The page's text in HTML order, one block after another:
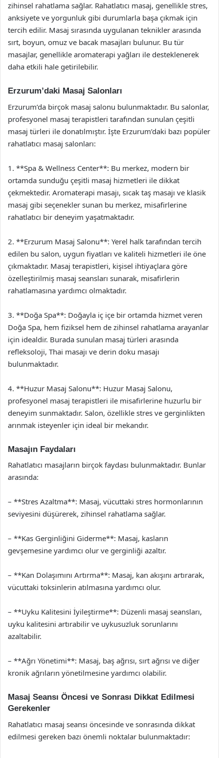
zihinsel rahatlama sağlar. Rahatlatıcı masaj, genellikle stres,
anksiyete ve yorgunluk gibi durumlarla başa çıkmak için
tercih edilir. Masaj sırasında uygulanan teknikler arasında
sırt, boyun, omuz ve bacak masajları bulunur. Bu tür
masajlar, genellikle aromaterapi yağları ile desteklenerek
daha etkili hale getirilebilir.
Erzurum’daki Masaj Salonları
Erzurum’da birçok masaj salonu bulunmaktadır. Bu salonlar,
profesyonel masaj terapistleri tarafından sunulan çeşitli
masaj türleri ile donatılmıştır. İşte Erzurum’daki bazı popüler
rahatlatıcı masaj salonları:
1. **Spa & Wellness Center**: Bu merkez, modern bir
ortamda sunduğu çeşitli masaj hizmetleri ile dikkat
çekmektedir. Aromaterapi masajı, sıcak taş masajı ve klasik
masaj gibi seçenekler sunan bu merkez, misafirlerine
rahatlatıcı bir deneyim yaşatmaktadır.
2. **Erzurum Masaj Salonu**: Yerel halk tarafından tercih
edilen bu salon, uygun fiyatları ve kaliteli hizmetleri ile öne
çıkmaktadır. Masaj terapistleri, kişisel ihtiyaçlara göre
özelleştirilmiş masaj seansları sunarak, misafirlerin
rahatlamasına yardımcı olmaktadır.
3. **Doğa Spa**: Doğayla iç içe bir ortamda hizmet veren
Doğa Spa, hem fiziksel hem de zihinsel rahatlama arayanlar
için idealdir. Burada sunulan masaj türleri arasında
refleksoloji, Thai masajı ve derin doku masajı
bulunmaktadır.
4. **Huzur Masaj Salonu**: Huzur Masaj Salonu,
profesyonel masaj terapistleri ile misafirlerine huzurlu bir
deneyim sunmaktadır. Salon, özellikle stres ve gerginlikten
arınmak isteyenler için ideal bir mekandır.
Masajın Faydaları
Rahatlatıcı masajların birçok faydası bulunmaktadır. Bunlar
arasında:
– **Stres Azaltma**: Masaj, vücuttaki stres hormonlarının
seviyesini düşürerek, zihinsel rahatlama sağlar.
– **Kas Gerginliğini Giderme**: Masaj, kasların
gevşemesine yardımcı olur ve gerginliği azaltır.
– **Kan Dolaşımını Artırma**: Masaj, kan akışını artırarak,
vücuttaki toksinlerin atılmasına yardımcı olur.
– **Uyku Kalitesini İyileştirme**: Düzenli masaj seansları,
uyku kalitesini artırabilir ve uykusuzluk sorunlarını
azaltabilir.
– **Ağrı Yönetimi**: Masaj, baş ağrısı, sırt ağrısı ve diğer
kronik ağrıların yönetilmesine yardımcı olabilir.
Masaj Seansı Öncesi ve Sonrası Dikkat Edilmesi
Gerekenler
Rahatlatıcı masaj seansı öncesinde ve sonrasında dikkat
edilmesi gereken bazı önemli noktalar bulunmaktadır: